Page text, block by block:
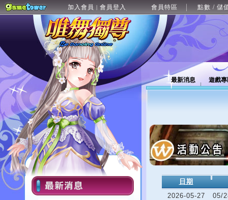
加入會員 | 會員登入 會員特區 點數 / 儲
最新消息 遊戲
日期
2026-05-27
05/